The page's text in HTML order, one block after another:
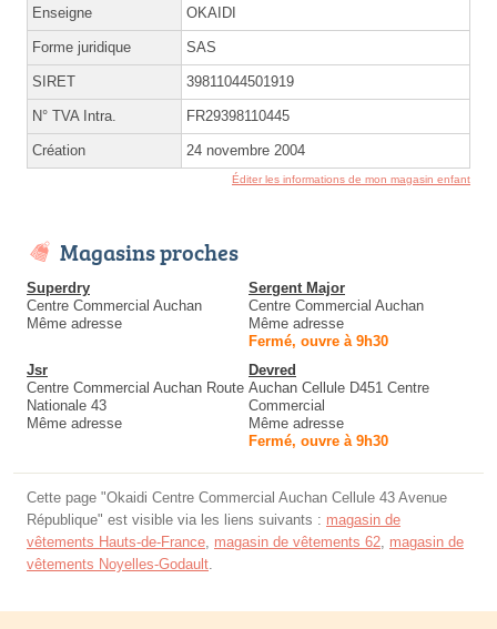
Enseigne OKAIDI
Forme juridique SAS
SIRET 39811044501919
N° TVA Intra. FR29398110445
Création 24 novembre 2004
Éditer les informations de mon magasin enfant
Magasins proches
Superdry
Centre Commercial Auchan
Même adresse
Sergent Major
Centre Commercial Auchan
Même adresse
Fermé, ouvre à 9h30
Jsr
Centre Commercial Auchan Route
Nationale 43
Même adresse
Devred
Auchan Cellule D451 Centre
Commercial
Même adresse
Fermé, ouvre à 9h30
Cette page "Okaidi Centre Commercial Auchan Cellule 43 Avenue
République" est visible via les liens suivants : magasin de
vêtements Hauts-de-France magasin de vêtements 62 magasin de
vêtements Noyelles-Godault